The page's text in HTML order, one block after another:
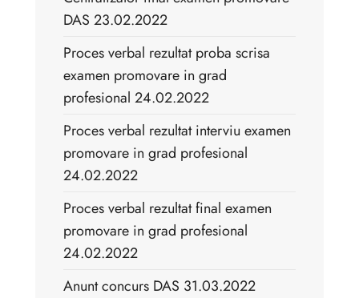
DAS 23.02.2022
Proces verbal rezultat proba scrisa
examen promovare in grad
profesional 24.02.2022
Proces verbal rezultat interviu examen
promovare in grad profesional
24.02.2022
Proces verbal rezultat final examen
promovare in grad profesional
24.02.2022
Anunt concurs DAS 31.03.2022